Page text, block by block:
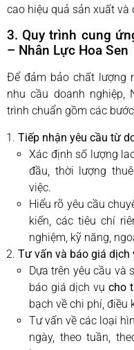
cao hiệu quả sản xuất
3. Quy trình cung
– Nhân Lực Hoa Sen
Để đảm bảo chất lượng
nhu cầu doanh nghiệp,
trình chuẩn gồm các
Tiếp nhận yêu cầu từ
Xác định số lượng
đầu, thời lượng
việc.
Hiểu rõ yêu cầu
kiến, các tiêu chí
nghiệm, kỹ năng,
Tư vấn và báo giá dịch
Dựa trên yêu cầu và
báo giá dịch vụ cho
bạch về chi phí, điều
Tư vấn về các loại
ngày, theo tuần,